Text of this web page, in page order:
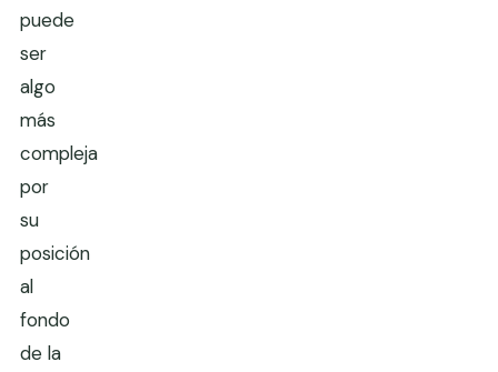
puede
ser
algo
más
compleja
por
su
posición
al
fondo
de la